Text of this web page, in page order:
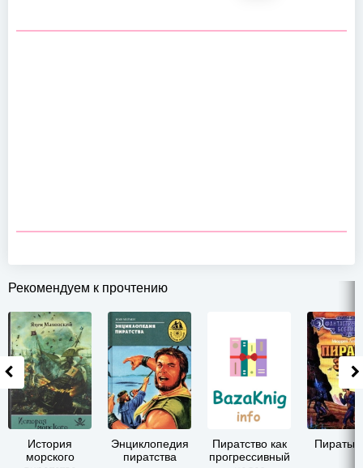
Рекомендуем к прочтению
История
морского
Энциклопедия
пиратства
Пиратство как
прогрессивный
Пираты